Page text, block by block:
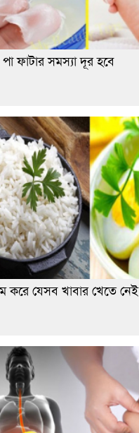
পা ফাটার সমস্যা দূর হবে
করে যেসব খাবার খেতে নেই